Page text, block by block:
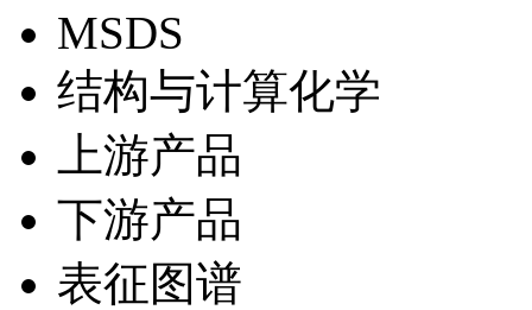
MSDS
结构与计算化学
上游产品
下游产品
表征图谱